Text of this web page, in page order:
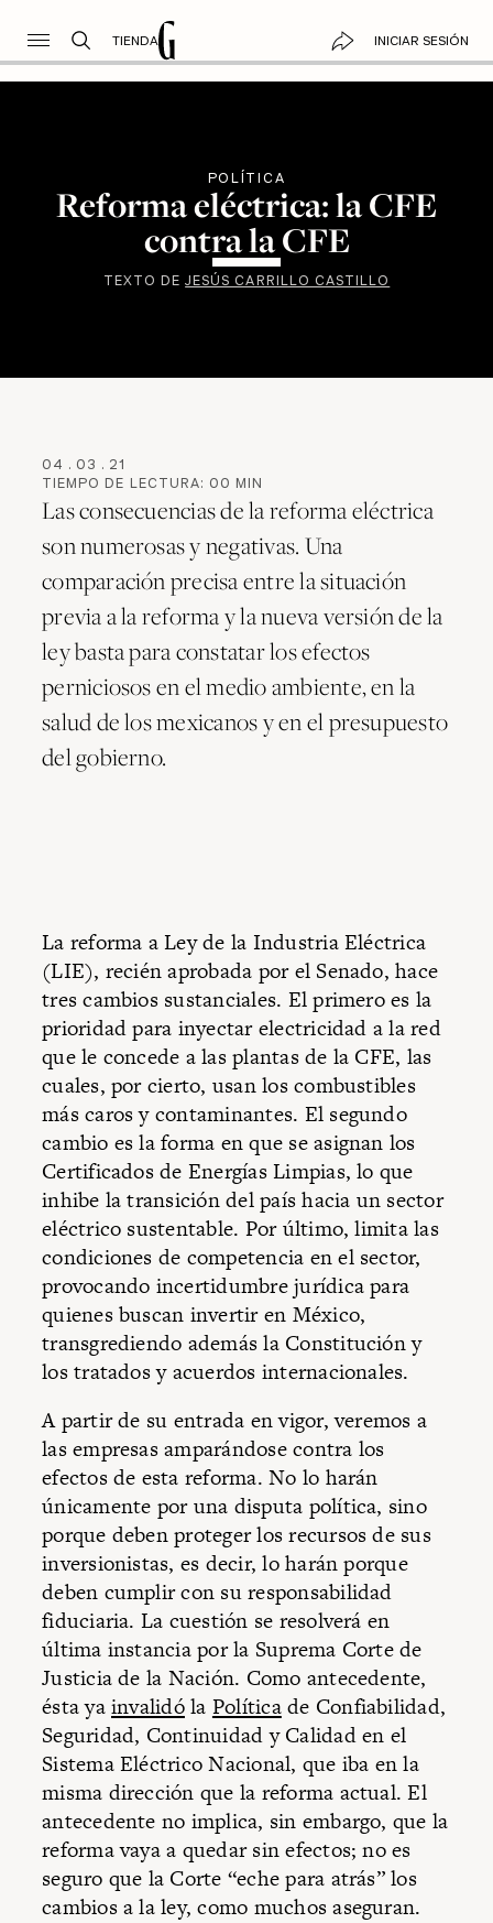
TIENDA INICIAR SESIÓN
POLÍTICA
Reforma eléctrica: la CFE
contra la CFE
TEXTO DEJESÚS CARRILLO CASTILLO
04 . 03 . 21
TIEMPO DE LECTURA: 00 MIN
Las consecuencias de la reforma eléctrica
son numerosas y negativas. Una
comparación precisa entre la situación
previa a la reforma y la nueva versión de la
ley basta para constatar los efectos
perniciosos en el medio ambiente, en la
salud de los mexicanos y en el presupuesto
del gobierno.
La reforma a Ley de la Industria Eléctrica
(LIE), recién aprobada por el Senado, hace
tres cambios sustanciales. El primero es la
prioridad para inyectar electricidad a la red
que le concede a las plantas de la CFE, las
cuales, por cierto, usan los combustibles
más caros y contaminantes. El segundo
cambio es la forma en que se asignan los
Certificados de Energías Limpias, lo que
inhibe la transición del país hacia un sector
eléctrico sustentable. Por último, limita las
condiciones de competencia en el sector,
provocando incertidumbre jurídica para
quienes buscan invertir en México,
transgrediendo además la Constitución y
los tratados y acuerdos internacionales.
A partir de su entrada en vigor, veremos a
las empresas amparándose contra los
efectos de esta reforma. No lo harán
únicamente por una disputa política, sino
porque deben proteger los recursos de sus
inversionistas, es decir, lo harán porque
deben cumplir con su responsabilidad
fiduciaria. La cuestión se resolverá en
última instancia por la Suprema Corte de
Justicia de la Nación. Como antecedente,
ésta yainvalidóla Políticade Confiabilidad,
Seguridad, Continuidad y Calidad en el
Sistema Eléctrico Nacional, que iba en la
misma dirección que la reforma actual. El
antecedente no implica, sin embargo, que la
reforma vaya a quedar sin efectos; no es
seguro que la Corte “eche para atrás” los
cambios a la ley, como muchos aseguran.